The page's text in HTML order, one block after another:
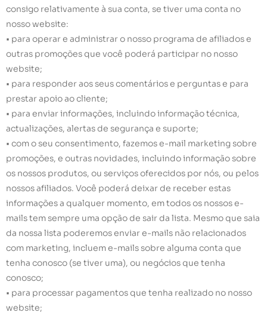
consigo relativamente à sua conta, se tiver uma conta no
nosso website:
• para operar e administrar o nosso programa de afiliados e
outras promoções que você poderá participar no nosso
website;
• para responder aos seus comentários e perguntas e para
prestar apoio ao cliente;
• para enviar informações, incluindo informação técnica,
actualizações, alertas de segurança e suporte;
• com o seu consentimento, fazemos e-mail marketing sobre
promoções, e outras novidades, incluindo informação sobre
os nossos produtos, ou serviços oferecidos por nós, ou pelos
nossos afiliados. Você poderá deixar de receber estas
informações a qualquer momento, em todos os nossos e-
mails tem sempre uma opção de sair da lista. Mesmo que saia
da nossa lista poderemos enviar e-mails não relacionados
com marketing, incluem e-mails sobre alguma conta que
tenha conosco (se tiver uma), ou negócios que tenha
conosco;
• para processar pagamentos que tenha realizado no nosso
website;